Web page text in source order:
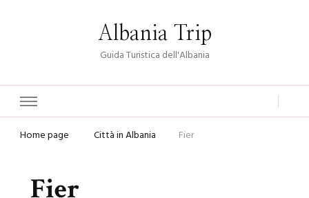
Albania Trip
Guida Turistica dell'Albania
Home page Città in Albania Fier
Fier